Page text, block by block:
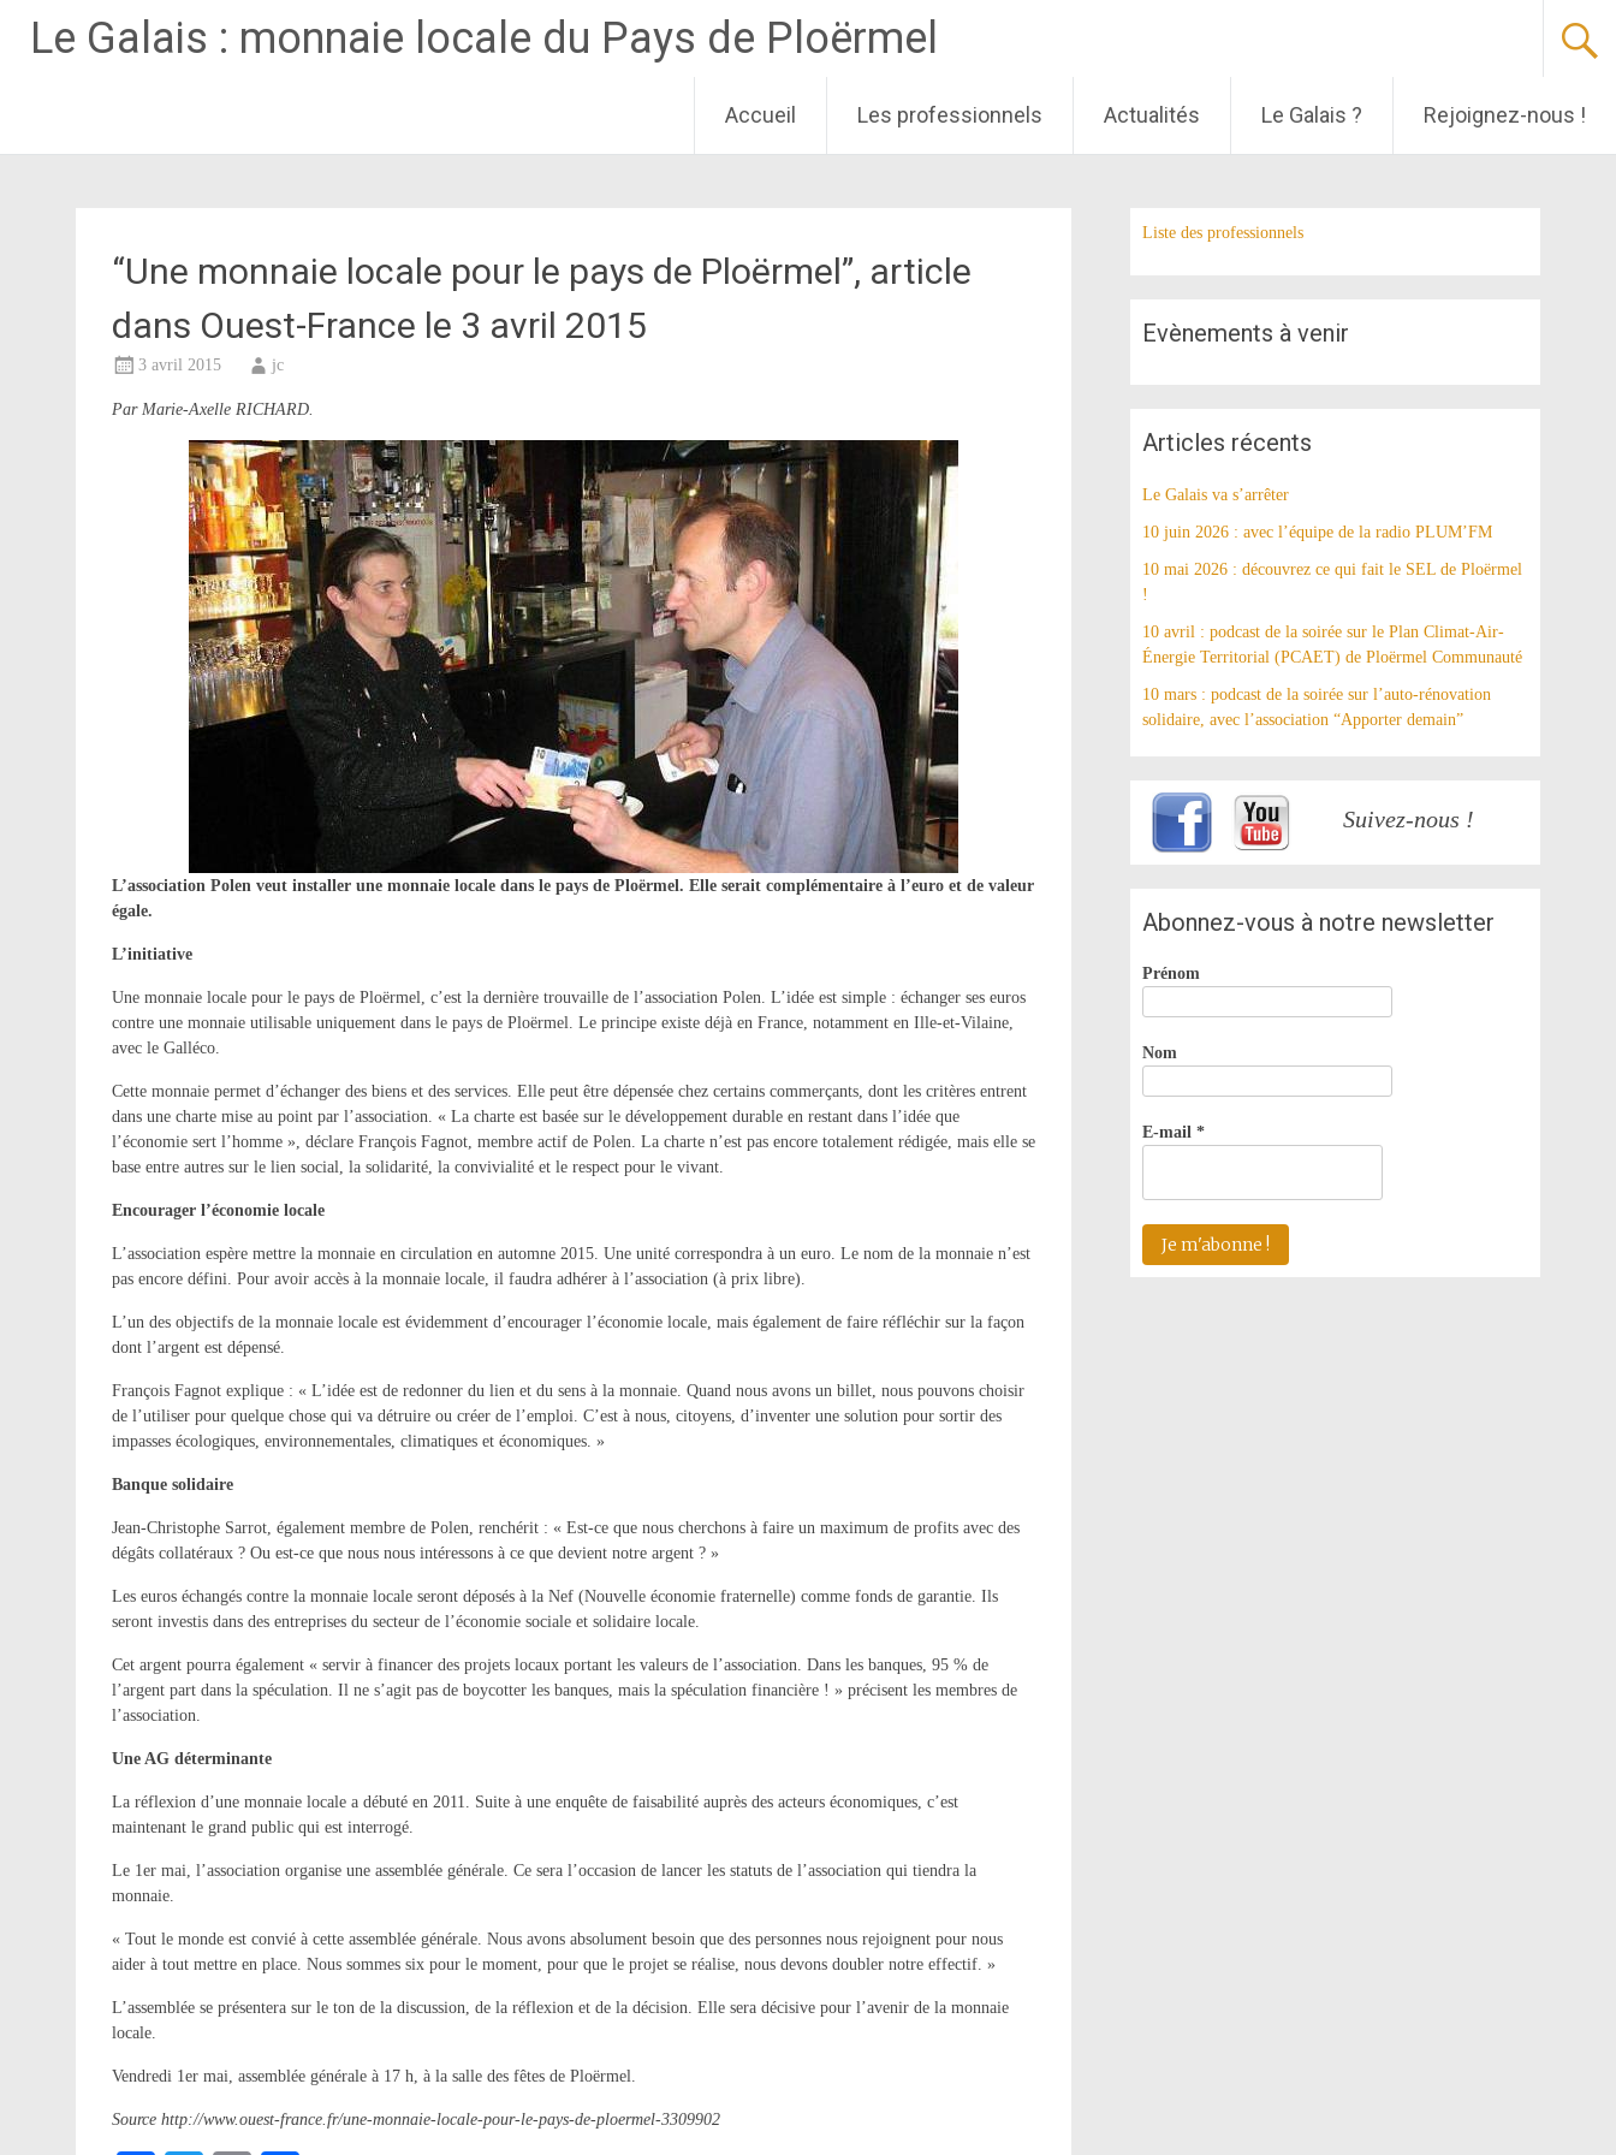
Le Galais : monnaie locale du Pays de Ploërmel
Accueil Les professionnels Actualités Le Galais ? Rejoignez-nous !
“Une monnaie locale pour le pays de Ploërmel”, article
dans Ouest-France le 3 avril 2015
3 avril 2015 jc
Par Marie-Axelle RICHARD.
L’association Polen veut installer une monnaie locale dans le pays de Ploërmel. Elle serait complémentaire à l’euro et de valeur
égale.
L’initiative
Une monnaie locale pour le pays de Ploërmel, c’est la dernière trouvaille de l’association Polen. L’idée est simple : échanger ses euros
contre une monnaie utilisable uniquement dans le pays de Ploërmel. Le principe existe déjà en France, notamment en Ille-et-Vilaine,
avec le Galléco.
Cette monnaie permet d’échanger des biens et des services. Elle peut être dépensée chez certains commerçants, dont les critères entrent
dans une charte mise au point par l’association. « La charte est basée sur le développement durable en restant dans l’idée que
l’économie sert l’homme », déclare François Fagnot, membre actif de Polen. La charte n’est pas encore totalement rédigée, mais elle se
base entre autres sur le lien social, la solidarité, la convivialité et le respect pour le vivant.
Encourager l’économie locale
L’association espère mettre la monnaie en circulation en automne 2015. Une unité correspondra à un euro. Le nom de la monnaie n’est
pas encore défini. Pour avoir accès à la monnaie locale, il faudra adhérer à l’association (à prix libre).
L’un des objectifs de la monnaie locale est évidemment d’encourager l’économie locale, mais également de faire réfléchir sur la façon
dont l’argent est dépensé.
François Fagnot explique : « L’idée est de redonner du lien et du sens à la monnaie. Quand nous avons un billet, nous pouvons choisir
de l’utiliser pour quelque chose qui va détruire ou créer de l’emploi. C’est à nous, citoyens, d’inventer une solution pour sortir des
impasses écologiques, environnementales, climatiques et économiques. »
Banque solidaire
Jean-Christophe Sarrot, également membre de Polen, renchérit : « Est-ce que nous cherchons à faire un maximum de profits avec des
dégâts collatéraux ? Ou est-ce que nous nous intéressons à ce que devient notre argent ? »
Les euros échangés contre la monnaie locale seront déposés à la Nef (Nouvelle économie fraternelle) comme fonds de garantie. Ils
seront investis dans des entreprises du secteur de l’économie sociale et solidaire locale.
Cet argent pourra également « servir à financer des projets locaux portant les valeurs de l’association. Dans les banques, 95 % de
l’argent part dans la spéculation. Il ne s’agit pas de boycotter les banques, mais la spéculation financière ! » précisent les membres de
l’association.
Une AG déterminante
La réflexion d’une monnaie locale a débuté en 2011. Suite à une enquête de faisabilité auprès des acteurs économiques, c’est
maintenant le grand public qui est interrogé.
Le 1er mai, l’association organise une assemblée générale. Ce sera l’occasion de lancer les statuts de l’association qui tiendra la
monnaie.
« Tout le monde est convié à cette assemblée générale. Nous avons absolument besoin que des personnes nous rejoignent pour nous
aider à tout mettre en place. Nous sommes six pour le moment, pour que le projet se réalise, nous devons doubler notre effectif. »
L’assemblée se présentera sur le ton de la discussion, de la réflexion et de la décision. Elle sera décisive pour l’avenir de la monnaie
locale.
Vendredi 1er mai, assemblée générale à 17 h, à la salle des fêtes de Ploërmel.
Source http://www.ouest-france.fr/une-monnaie-locale-pour-le-pays-de-ploermel-3309902
Liste des professionnels
Evènements à venir
Articles récents
Le Galais va s’arrêter
10 juin 2026 : avec l’équipe de la radio PLUM’FM
10 mai 2026 : découvrez ce qui fait le SEL de Ploërmel
!
10 avril : podcast de la soirée sur le Plan Climat-Air-
Énergie Territorial (PCAET) de Ploërmel Communauté
10 mars : podcast de la soirée sur l’auto-rénovation
solidaire, avec l’association “Apporter demain”
Suivez-nous !
Abonnez-vous à notre newsletter
Prénom
Nom
E-mail *